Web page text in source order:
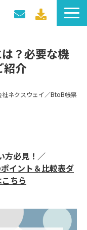
？必要な機
紹介
社ネクスウェイ／BtoB帳票
方必見！／
イント＆比較表ダ
ちら